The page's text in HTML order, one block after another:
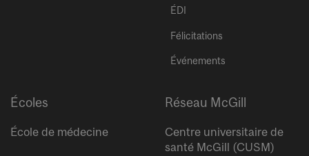
ÉDI
Félicitations
Événements
Écoles
École de médecine
Réseau McGill
Centre universitaire de
santé McGill (CUSM)